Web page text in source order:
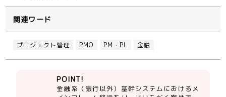
関連ワード
プロジェクト管理 PMO PM・PL 金融
POINT!
金融系（銀行以外）基幹システムにおけるメ